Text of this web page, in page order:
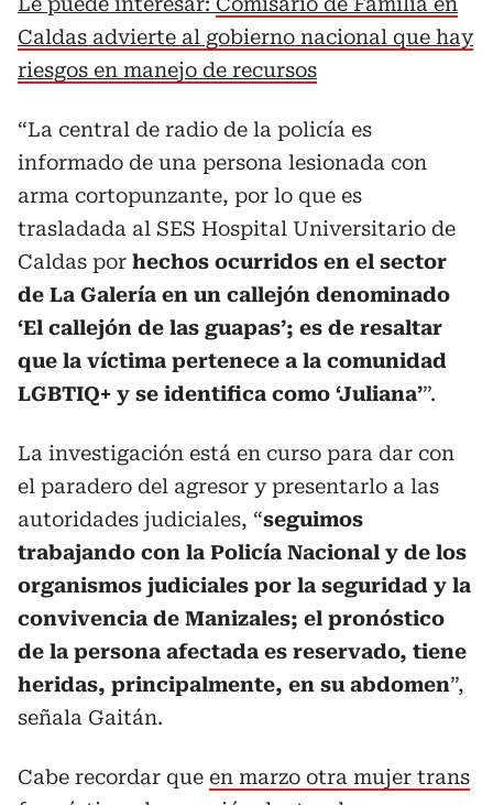
Caldas advierte al gobierno nacional que hay
riesgos en manejo de recursos
“La central de radio de la policía es
informado de una persona lesionada con
arma cortopunzante, por lo que es
trasladada al SES Hospital Universitario de
Caldas por hechos ocurridos en el sector
de La Galería en un callejón denominado
‘El callejón de las guapas’; es de resaltar
que la víctima pertenece a la comunidad
LGBTIQ+ y se identifica como ‘Juliana’”.
La investigación está en curso para dar con
el paradero del agresor y presentarlo a las
autoridades judiciales, “seguimos
trabajando con la Policía Nacional y de los
organismos judiciales por la seguridad y la
convivencia de Manizales; el pronóstico
de la persona afectada es reservado, tiene
heridas, principalmente, en su abdomen”,
señala Gaitán.
Cabe recordar que en marzo otra mujer trans